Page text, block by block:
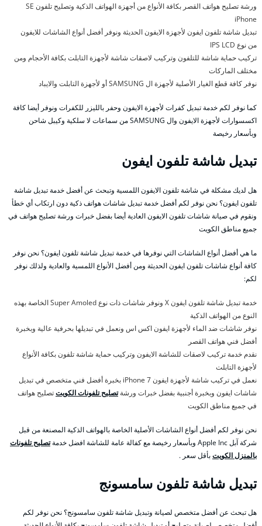
ورشة تصليح هواتف القصر بكافة الأنواع من أجهزة الهواتف الذكية وتصليح تلفون SE
iPhone
تبديل شاشة تلفون ايفون لأجهزة الايفون الحديثة ونوفر أفضل أنواع الشاشات للايفون
من نوع IPS LCD
تركيب حماية شاشة للتلفون وتركيب لاصقات شاشة لأجهزة التابلت بكافة الأحجام ومن
مختلف الماركات
نوفر كافة قطع الغيار الأصلية لأجهزة ال SAMSUNG أو لأجهزة التابلت والايباد
كما نوفر لكم خدمة تبديل كفرات لأجهزة الايفون وحفر بالليزر للكفرات ونوفر أيضا كافة
اكسسوارات لأجهزة الايفون وال SAMSUNG من سماعات لا سلكية وكيبل شاحن
وبأسعار رخيصة
تبديل شاشة تلفون ايفون
هل لديك مشكلة في شاشة تلفون الايفون اللمسية وتبحث عن أفضل خدمة تبديل شاشة
تلفون ايفون؟ نحن نوفر لكم أفضل خدمة تبديل شاشات هواتف ذكية دون ارتكاب أي خطأ
ونقوم في صيانة شاشات تلفون الايفون العادية أيضا بفضل خبرات ورشة تصليح هواتف في
جميع مناطق الكويت
ما هي أفضل أنواع الشاشات التي نوفرها في خدمة تبديل شاشة تلفون ايفون؟ نحن نوفر
كافة أنواع شاشات تلفون ايفون الحديثة ومن أفضل الأنواع اللمسية والعادية ولذلك نوفر
لكم:
خدمة تبديل شاشة تلفون ايفون X ونوفر شاشات ذات نوع Super Amoled الخاصة بهذه
النوع من الهواتف الذكية
نوفر شاشات ضد الماء لأجهزة ايفون اكس اس ونعمل في تبديلها بحرفية عالية وبخبرة
أفضل فني هواتف القصر
نقدم خدمة تركيب لاصقات للشاشة الايفون وتركيب حماية شاشة تلفون بكافة الأنواع
لأجهزة التابلت
نعمل في تركيب شاشة لأجهزة ايفون 7 iPhone بخبرة أفضل فني متخصص في تبديل
شاشات ايفون وبخبرة أجنبية بفضل خبرات ورشةتصليح تلفونات الكويتتصليح هواتف
في جميع مناطق الكويت
نحن نوفر لكم أفضل أنواع الشاشات الأصلية الخاصة بالهواتف الذكية المصنعة من قبل
شركة آبل Apple Inc وبأسعار رخيصة مع كفالة عامة للشاشة افضل خدمة
تصليح تلفونات
بالمنزل الكويتبأقل سعر .
تبديل شاشة تلفون سامسونج
هل تبحث عن أفضل متخصص لصيانة وتبديل شاشة تلفون سامسونج؟ نحن نوفر لكم